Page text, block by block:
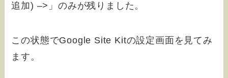
追加) –>」のみが残りました。
この状態でGoogle Site Kitの設定画面を見てみ
ます。